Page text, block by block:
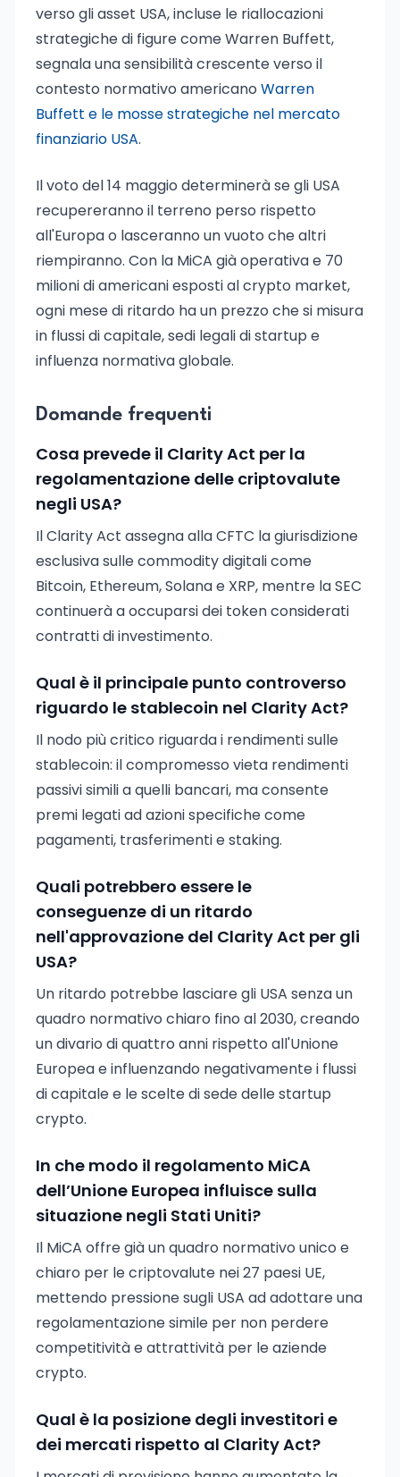
verso gli asset USA, incluse le riallocazioni
strategiche di figure come Warren Buffett,
segnala una sensibilità crescente verso il
contesto normativo americano Warren
Buffett e le mosse strategiche nel mercato
finanziario USA.
Il voto del 14 maggio determinerà se gli USA
recupereranno il terreno perso rispetto
all'Europa o lasceranno un vuoto che altri
riempiranno. Con la MiCA già operativa e 70
milioni di americani esposti al crypto market,
ogni mese di ritardo ha un prezzo che si misura
in flussi di capitale, sedi legali di startup e
influenza normativa globale.
Domande frequenti
Cosa prevede il Clarity Act per la
regolamentazione delle criptovalute
negli USA?
Il Clarity Act assegna alla CFTC la giurisdizione
esclusiva sulle commodity digitali come
Bitcoin, Ethereum, Solana e XRP, mentre la SEC
continuerà a occuparsi dei token considerati
contratti di investimento.
Qual è il principale punto controverso
riguardo le stablecoin nel Clarity Act?
Il nodo più critico riguarda i rendimenti sulle
stablecoin: il compromesso vieta rendimenti
passivi simili a quelli bancari, ma consente
premi legati ad azioni specifiche come
pagamenti, trasferimenti e staking.
Quali potrebbero essere le
conseguenze di un ritardo
nell'approvazione del Clarity Act per gli
USA?
Un ritardo potrebbe lasciare gli USA senza un
quadro normativo chiaro fino al 2030, creando
un divario di quattro anni rispetto all'Unione
Europea e influenzando negativamente i flussi
di capitale e le scelte di sede delle startup
crypto.
In che modo il regolamento MiCA
dell’Unione Europea influisce sulla
situazione negli Stati Uniti?
Il MiCA offre già un quadro normativo unico e
chiaro per le criptovalute nei 27 paesi UE,
mettendo pressione sugli USA ad adottare una
regolamentazione simile per non perdere
competitività e attrattività per le aziende
crypto.
Qual è la posizione degli investitori e
dei mercati rispetto al Clarity Act?